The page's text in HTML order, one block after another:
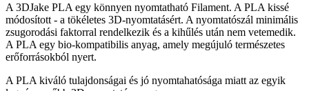
A 3DJake PLA egy könnyen nyomtatható Filament. A PLA kissé
módosított - a tökéletes 3D-nyomtatásért. A nyomtatószál minimális
zsugorodási faktorral rendelkezik és a kihűlés után nem vetemedik.
A PLA egy bio-kompatibilis anyag, amely megújuló természetes
erőforrásokból nyert.
A PLA kiváló tulajdonságai és jó nyomtahatósága miatt az egyik